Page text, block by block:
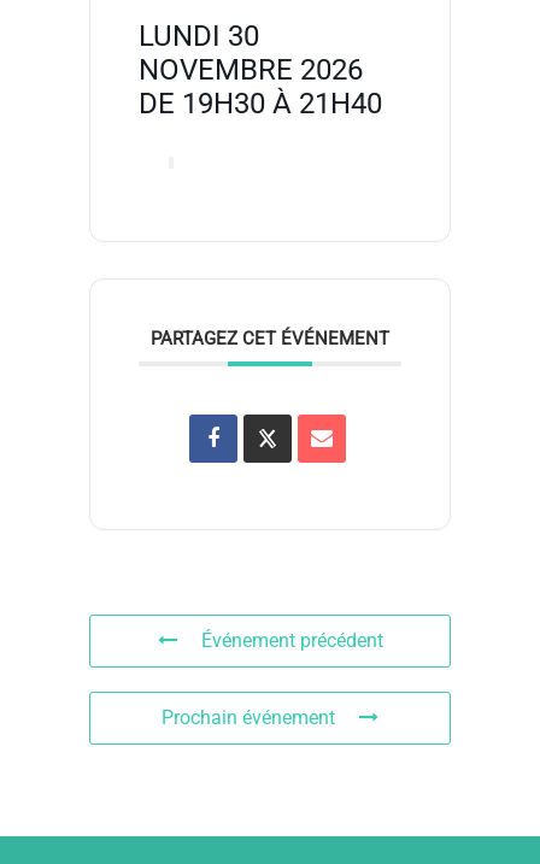
LUNDI 30
NOVEMBRE 2026
DE 19H30 À 21H40
PARTAGEZ CET ÉVÉNEMENT
Événement précédent
Prochain événement